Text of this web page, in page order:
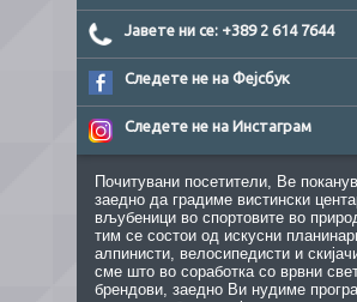
Јавете ни се: +389 2 614 7644
Следете не на Фејсбук
Следете не на Инстаграм
Почитувани посетители, Ве
заедно да градиме вистински
вљубеници во спортовите во
тим се состои од искусни
алпинисти, велосипедисти и
сме што во соработка со врвни
брендови, заедно Ви нудиме